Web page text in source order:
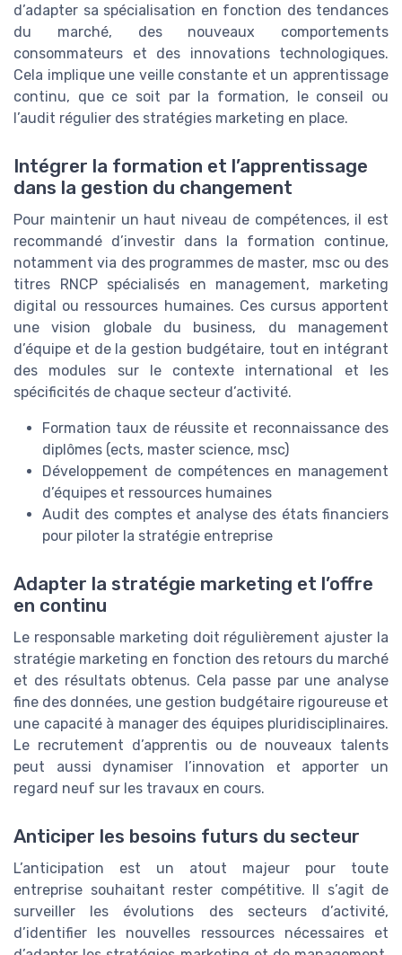
d’adapter sa spécialisation en fonction des tendances
du marché, des nouveaux comportements
consommateurs et des innovations technologiques.
Cela implique une veille constante et un apprentissage
continu, que ce soit par la formation, le conseil ou
l’audit régulier des stratégies marketing en place.
Intégrer la formation et l’apprentissage
dans la gestion du changement
Pour maintenir un haut niveau de compétences, il est
recommandé d’investir dans la formation continue,
notamment via des programmes de master, msc ou des
titres RNCP spécialisés en management, marketing
digital ou ressources humaines. Ces cursus apportent
une vision globale du business, du management
d’équipe et de la gestion budgétaire, tout en intégrant
des modules sur le contexte international et les
spécificités de chaque secteur d’activité.
Formation taux de réussite et reconnaissance des
diplômes (ects, master science, msc)
Développement de compétences en management
d’équipes et ressources humaines
Audit des comptes et analyse des états financiers
pour piloter la stratégie entreprise
Adapter la stratégie marketing et l’offre
en continu
Le responsable marketing doit régulièrement ajuster la
stratégie marketing en fonction des retours du marché
et des résultats obtenus. Cela passe par une analyse
fine des données, une gestion budgétaire rigoureuse et
une capacité à manager des équipes pluridisciplinaires.
Le recrutement d’apprentis ou de nouveaux talents
peut aussi dynamiser l’innovation et apporter un
regard neuf sur les travaux en cours.
Anticiper les besoins futurs du secteur
L’anticipation est un atout majeur pour toute
entreprise souhaitant rester compétitive. Il s’agit de
surveiller les évolutions des secteurs d’activité,
d’identifier les nouvelles ressources nécessaires et